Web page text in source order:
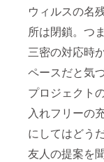
ウィルスの名
所は閉鎖。つ
三密の対応時
ペースだと気
プロジェクト
入れフリーの
にしてはどう
友人の提案を